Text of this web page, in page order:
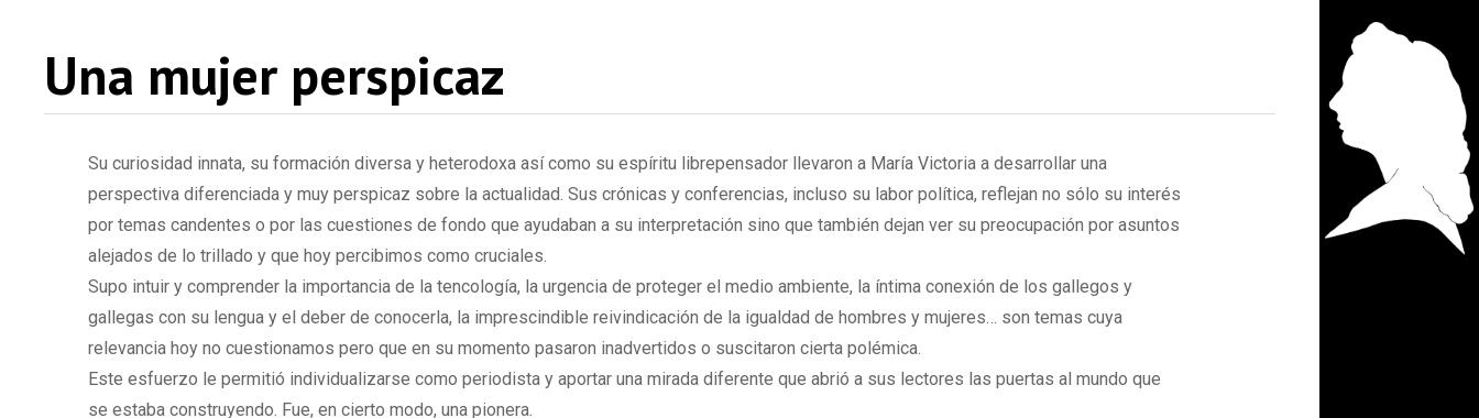
Una mujer perspicaz
Su curiosidad innata, su formación diversa y heterodoxa así como su espíritu librepensador llevaron a María Victoria a desarrollar una
perspectiva diferenciada y muy perspicaz sobre la actualidad. Sus crónicas y conferencias, incluso su labor política, reflejan no sólo su interés
por temas candentes o por las cuestiones de fondo que ayudaban a su interpretación sino que también dejan ver su preocupación por asuntos
alejados de lo trillado y que hoy percibimos como cruciales.
Supo intuir y comprender la importancia de la tencología, la urgencia de proteger el medio ambiente, la íntima conexión de los gallegos y
gallegas con su lengua y el deber de conocerla, la imprescindible reivindicación de la igualdad de hombres y mujeres… son temas cuya
relevancia hoy no cuestionamos pero que en su momento pasaron inadvertidos o suscitaron cierta polémica.
Este esfuerzo le permitió individualizarse como periodista y aportar una mirada diferente que abrió a sus lectores las puertas al mundo que
se estaba construyendo. Fue, en cierto modo, una pionera.